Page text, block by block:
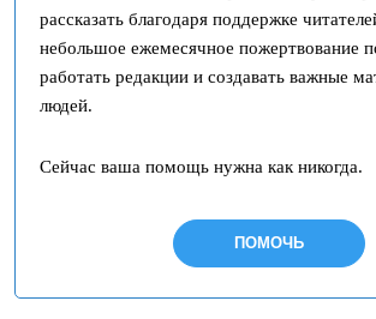
рассказать благодаря поддержке
небольшое ежемесячное пожертвование
работать редакции и создавать важные
людей.
Сейчас ваша помощь нужна как никогда.
ПОМОЧЬ